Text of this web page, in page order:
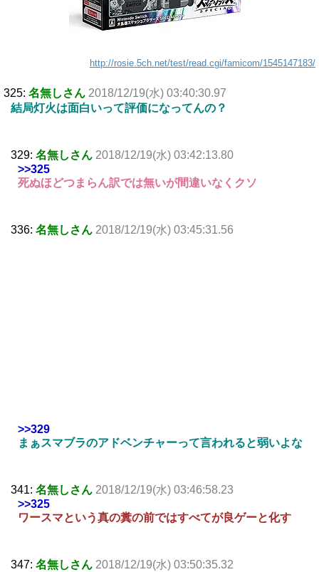
http://rosie.5ch.net/test/read.cgi/famicom/1545147183/
325: 名無しさん 2018/12/19(水) 03:40:30.97
結局灯火は面白いって評価になってんの？
329: 名無しさん 2018/12/19(水) 03:42:13.80
>>325
死ぬほどつまらん訳では無いが間違いなくクソ
336: 名無しさん 2018/12/19(水) 03:45:31.56
>>329
まぁスマブラのアドベンチャーって言われると弱いよな
341: 名無しさん 2018/12/19(水) 03:46:58.23
>>325
ワースマという真の糞の前ではすべてが良ゲーと化す
347: 名無しさん 2018/12/19(水) 03:50:35.32